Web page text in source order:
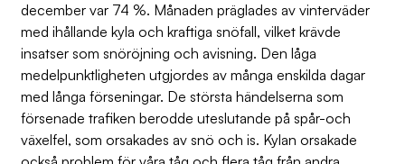
december var 74 %. Månaden präglades av vinterväder
med ihållande kyla och kraftiga snöfall, vilket krävde
insatser som snöröjning och avisning. Den låga
medelpunktligheten utgjordes av många enskilda dagar
med långa förseningar. De största händelserna som
försenade trafiken berodde uteslutande på spår-och
växelfel, som orsakades av snö och is. Kylan orsakade